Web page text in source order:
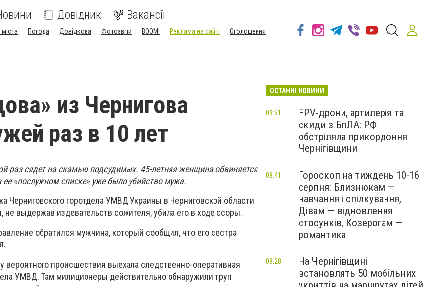
Довідник Вакансії
міста Погода Довідкова Фотозвіти BOOM! Реклама на сайті
Оголошення
из Чернигова
раз в 10 лет
раз сядет на скамью подсудимых. 45-летняяженщина обвиняется
ее «послужном списке» уже было убийство мужа.
Черниговского горотдела УМВД Украины в Черниговской области
выдержав издевательств сожителя, убила его в ходе ссоры.
обратился мужчина, который сообщил, что его сестра
вероятного происшествия выехала следственно-оперативная
УМВД. Там милиционеры действительно обнаружили труп
ОСТАННІ НОВИНИ
FPV-дрони, артилерія та
скиди з БпЛА: РФ
обстріляла прикордоння
Чернігівщини
09:51
Гороскоп на тиждень 10-16
серпня: Близнюкам —
навчання і спілкування,
Дівам — відновлення
стосунків, Козерогам —
романтика
08:41
На Чернігівщині
встановлять 50 мобільних
08:28